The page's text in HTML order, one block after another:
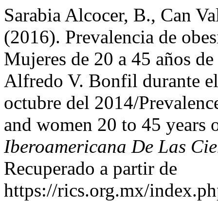
Sarabia Alcocer, B., Can
(2016). Prevalencia de
Mujeres de 20 a 45 años
Alfredo V. Bonfil durante
octubre del 2014/
and women 20 to 45 years
Iberoamericana De Las
Recuperado a partir de
https://rics.org.mx/